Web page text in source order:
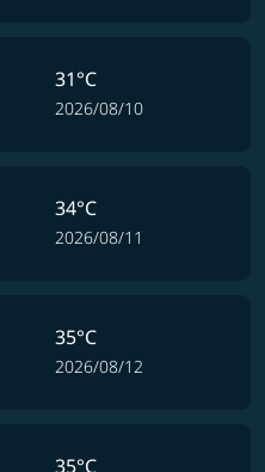
31°C
2026/08/10
34°C
2026/08/11
35°C
2026/08/12
35°C